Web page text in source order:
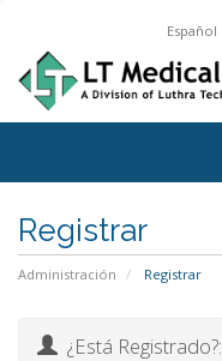
Español
Registrar
Administración Registrar
¿Está Registrado?: